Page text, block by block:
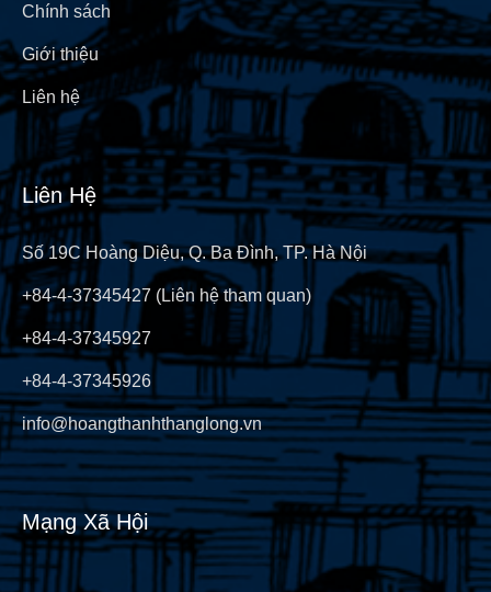
Chính sách
Giới thiệu
Liên hệ
Liên Hệ
Số 19C Hoàng Diệu, Q. Ba Đình, TP. Hà Nội
+84-4-37345427 (Liên hệ tham quan)
+84-4-37345927
+84-4-37345926
info@hoangthanhthanglong.vn
Mạng Xã Hội